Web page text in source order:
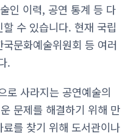
인 이력, 공연 통계 등 다
수 있습니다. 현재 국립
문화예술위원회 등 여러
.
로 사라지는 공연예술의
문제를 해결하기 위해 만
를 찾기 위해 도서관이나